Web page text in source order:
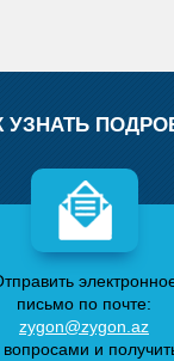
УЗНАТЬ
письмо по почте:
zygon@zygon.az
вопросами и